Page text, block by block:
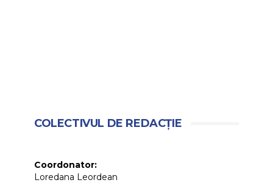
COLECTIVUL DE REDACȚIE
Coordonator:
Loredana Leordean